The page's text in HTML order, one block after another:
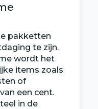
pakketten
te zijn.
wordt het
items zoals
of
een cent.
in de